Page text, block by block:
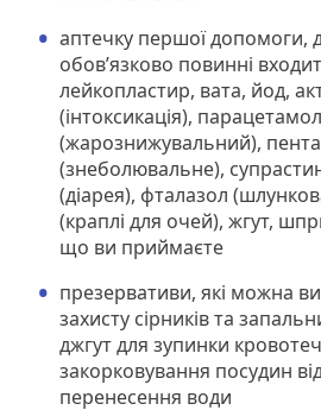
аптечку першої допомоги,
обов’язково повинні
лейкопластир, вата, йод,
(інтоксикація), парацетамол
(жарознижувальний),
(знеболювальне),
(діарея), фталазол
(краплі для очей), жгут,
що ви приймаєте
презервативи, які можна
захисту сірників та
джгут для зупинки
закорковування посудин
перенесення води